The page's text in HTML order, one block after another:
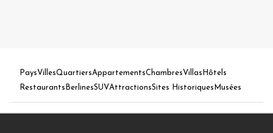
PaysVillesQuartiersAppartementsChambresVillas Hôtels
Restaurants BerlinesSUVAttractionsSites Historiques Musées